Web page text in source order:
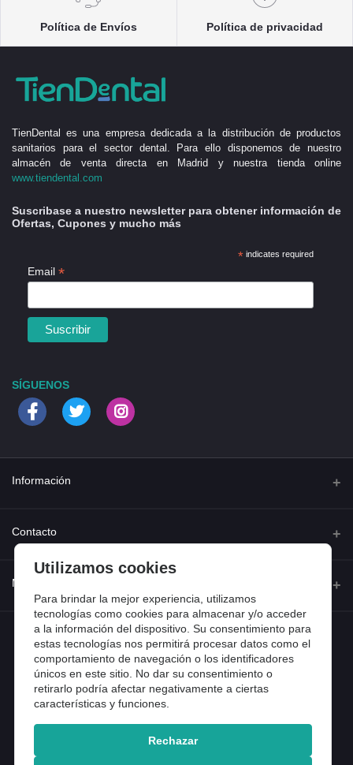
Política de Envíos Política de privacidad
TienDental es una empresa dedicada a la distribución de productos
sanitarios para el sector dental. Para ello disponemos de nuestro
almacén de venta directa en Madrid y nuestra tienda online
www.tiendental.com
Suscribase a nuestro newsletter para obtener información de
Ofertas, Cupones y mucho más
*indicates required
Email *
SÍGUENOS
Información
Quienes somos
Preguntas frecuentes
Entradas de blog
Contacto
Calle Ferraz 42, Madrid
Teléfono
918 13 81 81
Email
info@tiendental.com
Mi cuenta
Iniciar sesión
Historial de pedidos
Mi lista de compra
Copyright 2025 © TienDental productos dentales, S.L..
Utilizamos cookies
Para brindar la mejor experiencia, utilizamos
tecnologías como cookies para almacenar y/o acceder
a la información del dispositivo. Su consentimiento para
estas tecnologías nos permitirá procesar datos como el
comportamiento de navegación o los identificadores
únicos en este sitio. No dar su consentimiento o
retirarlo podría afectar negativamente a ciertas
características y funciones.
Rechazar